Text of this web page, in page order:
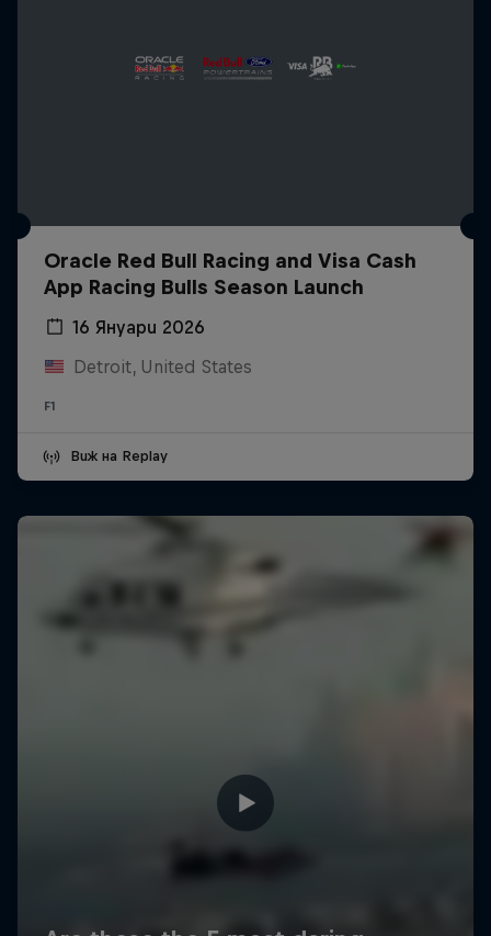
Oracle Red Bull Racing and Visa Cash
App Racing Bulls Season Launch
16 Януари 2026
Detroit, United States
F1
Виж на Replay